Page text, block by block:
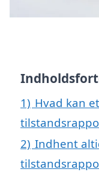
1) Hvad kan
2) Indhent